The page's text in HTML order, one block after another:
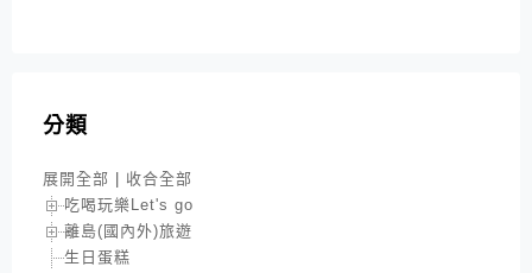
分類
展開全部
收合全部
吃喝玩樂Let's go
離島(國內外)旅遊
生日蛋糕